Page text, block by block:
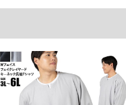
換不可とさせて頂いております。予め
料対象商品は1本につき税込6,000円以